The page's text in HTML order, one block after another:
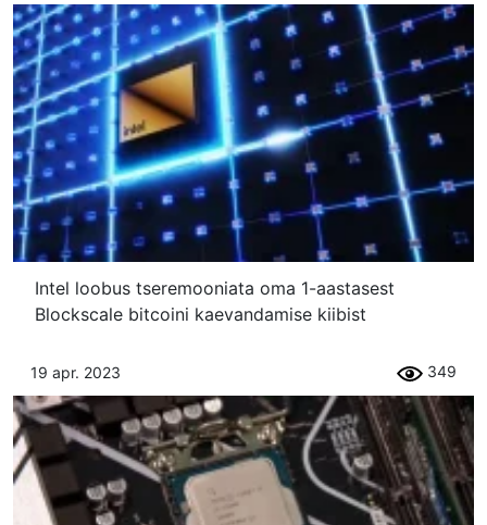
Intel loobus tseremooniata oma 1-aastasest
Blockscale bitcoini kaevandamise kiibist
19 apr. 2023 349